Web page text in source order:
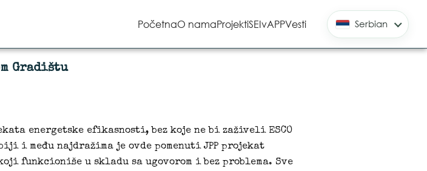
PočetnaO namaProjektiSEIvAPPVesti Serbian
Gradištu
energetske efikasnosti, bez koje ne bi zaživeli ESCO
među najdražima je ovde pomenuti JPP projekat
funkcioniše u skladu sa ugovorom i bez problema. Sve